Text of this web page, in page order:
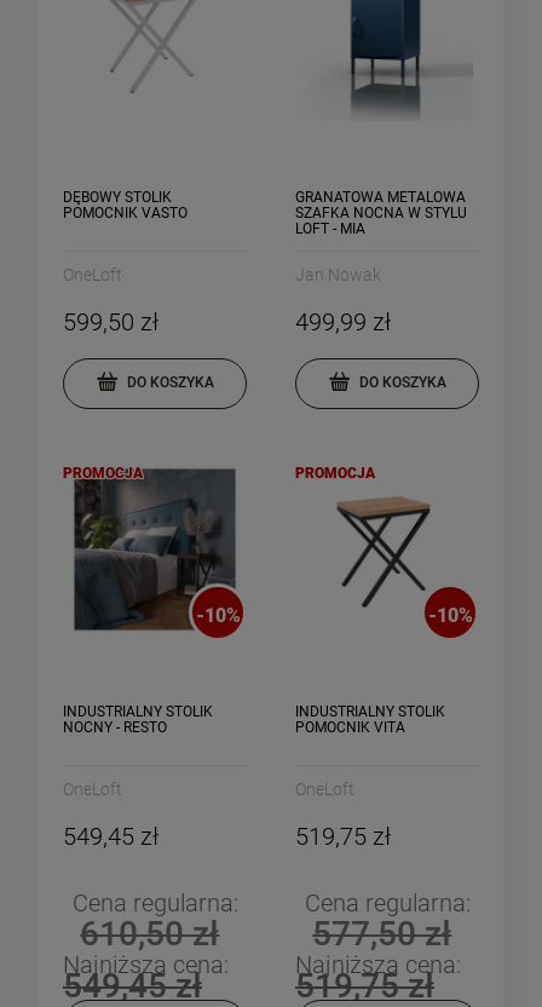
DĘBOWY STOLIK
POMOCNIK VASTO
OneLoft
599,50 zł
DO KOSZYKA
GRANATOWA METALOWA
SZAFKA NOCNA W STYLU
LOFT - MIA
Jan Nowak
499,99 zł
DO KOSZYKA
-10%
INDUSTRIALNY STOLIK
NOCNY - RESTO
OneLoft
549,45 zł
Cena regularna:
610,50 zł
Najniższa cena:
549,45 zł
PROMOCJA
-10%
INDUSTRIALNY STOLIK
POMOCNIK VITA
OneLoft
519,75 zł
Cena regularna:
577,50 zł
Najniższa cena:
519,75 zł
PROMOCJA